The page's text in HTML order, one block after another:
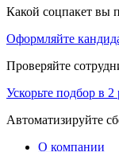
Какой соцпакет вы
Оформляйте
Проверяйте
Ускорьте подбор в 2
Автоматизируйте
О компании